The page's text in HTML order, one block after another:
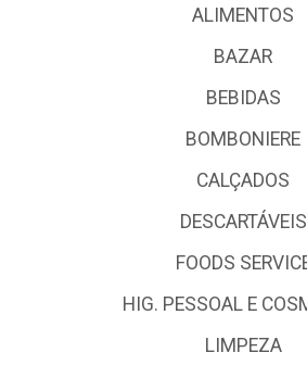
ALIMENTOS
BAZAR
BEBIDAS
BOMBONIERE
CALÇADOS
DESCARTÁVEIS
FOODS
HIG. PESSOAL E
LIMPEZA